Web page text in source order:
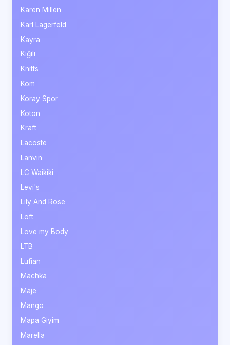
Karen Millen
Karl Lagerfeld
Kayra
Kiğılı
Knitts
Kom
Koray Spor
Koton
Kraft
Lacoste
Lanvin
LC Waikiki
Levi's
Lily And Rose
Loft
Love my Body
LTB
Lufian
Machka
Maje
Mango
Mapa Giyim
Marella